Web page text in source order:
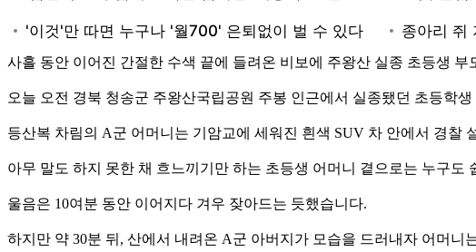
사흘 동안 이어진 간절한 수색 끝에 들려온 비보에 주왕산 실종 초등생 부
오늘 오전 경북 청송군 주왕산국립공원 주봉 인근에서 실종됐던 초등학
등산복 차림의 A군 어머니는 기암교에 세워진 흰색 SUV 차 안에서 경찰
아무 말도 하지 못한 채 흐느끼기만 하는 초등생 어머니 곁으로는 누구도
울음은 10여분 동안 이어지다 겨우 잦아드는 듯했습니다.
하지만 약 30분 뒤, 산에서 내려온 A군 아버지가 모습을 드러내자 어머니